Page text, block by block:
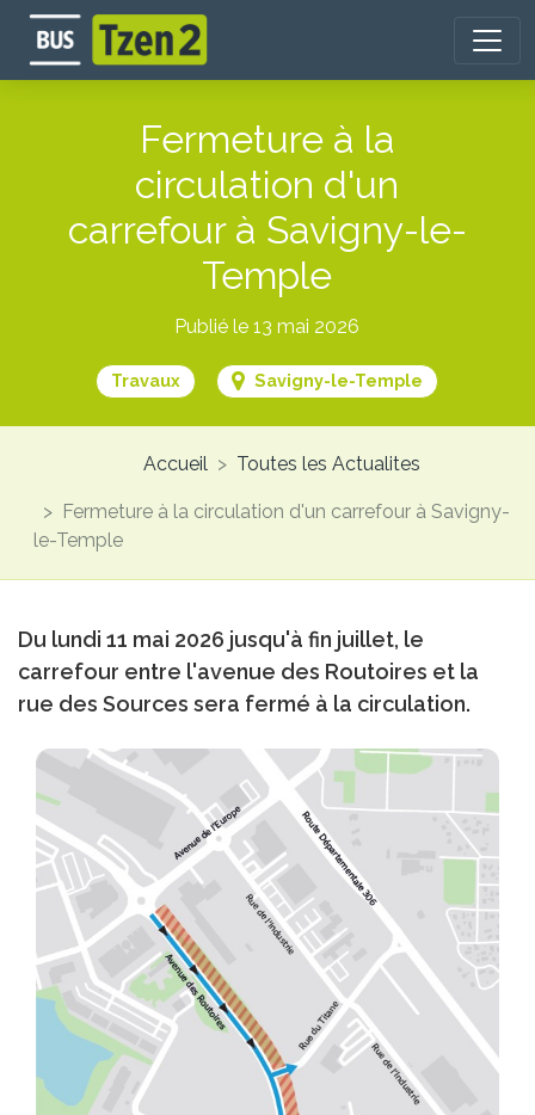
Aller
contenu
Fermeture à la
circulation d'un
carrefour à Savigny-le-
Temple
Publié le 13 mai 2026
Travaux Savigny-le-Temple
Accueil Toutes les Actualites
Fermeture à la circulation d'un carrefour à Savigny-
le-Temple
Du lundi 11 mai 2026 jusqu'à fin juillet, le
carrefour entre l'avenue des Routoires et la
rue des Sources sera fermé à la circulation.